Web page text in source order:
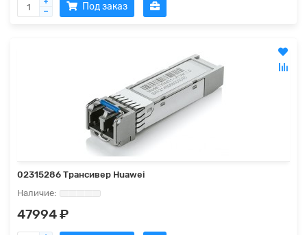
Под заказ
02315286 Трансивер Huawei
47994 ₽